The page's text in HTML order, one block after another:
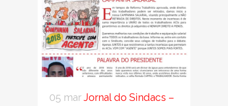
05 marJornal do Sindacs –